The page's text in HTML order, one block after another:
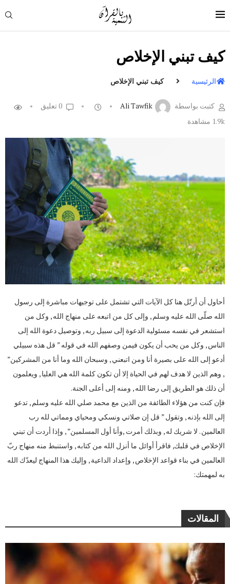
كيف تبني الإخلاص
الرئيسية كيف تبني الإخلاص
كتبت بواسطة Ali Tawfik
1.9k مشاهدة
أحاول أن أرتّل هنا كل الآيات التي تشتمل على توجيهات مباشرة إلى رسول
الله صلّى الله عليه وسلم , وإلى كل من اتبعه على منهاج الله , وكل من
استشعر في نفسه مسئولية الدعوة إلى سبيل ربه , وتوصيل دعوة الله إلى
الناس , وكل من يحب أن يكون فيمن وصفهم الله في قوله ” قل هذه سبيلي
أدعو إلى الله على بصيرة أنا ومن اتبعني , وسبحان الله وما أنا من المشركين”
, وهم الذين لا هدف لهم في الحياة إلا أن تكون كلمة الله هي العليا , ويعلمون
أن ذلك هو الطريق إلى رضا الله , ومنه إلى أعلى الجنة.
فإن كنت من هؤلاء الطائفة من الذين مع محمد صلي الله عليه وسلم , تدعو
إلى الله بإذنه , وتقول ” قل إن صلاتي ونسكي ومحياي ومماتي لله رب
العالمين . لا شريك له , وبذلك أمرت ,وأنا أول المسلمين” , وإذا أردت أن تبني
الإخلاص في قلبك, فاقرأ أوائل ما أنزل الله من كتابه , واستنبط منه منهاج ربّ
العالمين في بناء قواعد الإخلاص , وإعداد الداعية , وإليك هذا المنهاج ليعدّك الله
به لمهمتك:
المقالات